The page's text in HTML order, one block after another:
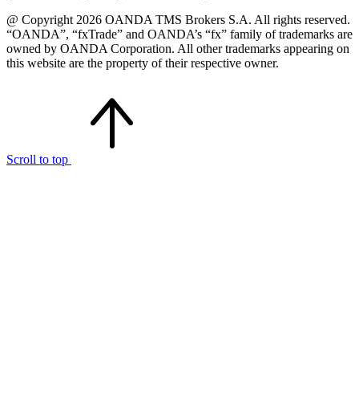
@ Copyright 2026 OANDA TMS Brokers S.A. All rights reserved.
“OANDA”, “fxTrade” and OANDA’s “fx” family of trademarks are
owned by OANDA Corporation. All other trademarks appearing on
this website are the property of their respective owner.
Scroll to top